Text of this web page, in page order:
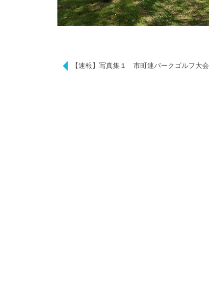
【速報】写真集１ 市町連パークゴルフ大会